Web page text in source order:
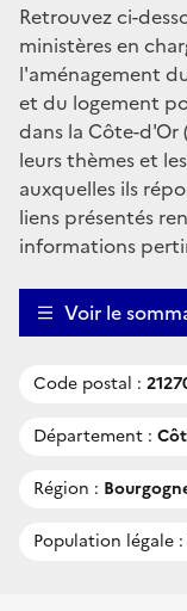
Retrouvez ci-
ministères en
l'aménagement
et du logement
dans la Côte-d'Or
leurs thèmes et
auxquelles ils
liens présentés
informations
Voir le
Code postal :
Département :
Région :
Population légale :